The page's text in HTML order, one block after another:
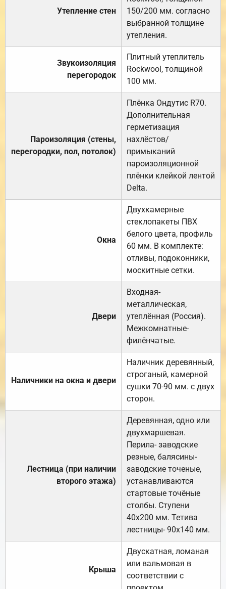
Утепление стен
150/200 мм. согласно
выбранной толщине
утепления.
Звукоизоляция
перегородок
Плитный утеплитель
Rockwool, толщиной
100 мм.
Пароизоляция (стены,
перегородки, пол, потолок)
Плёнка Ондутис R70.
Дополнительная
герметизация
нахлёстов/
примыканий
пароизоляционной
плёнки клейкой лентой
Delta.
Окна
Двухкамерные
стеклопакеты ПВХ
белого цвета, профиль
60 мм. В комплекте:
отливы, подоконники,
москитные сетки.
Двери
Входная-
металлическая,
утеплённая (Россия).
Межкомнатные-
филёнчатые.
Наличники на окна и двери
Наличник деревянный,
строганый, камерной
сушки 70-90 мм. с двух
сторон.
Лестница (при наличии
второго этажа)
Деревянная, одно или
двухмаршевая.
Перила- заводские
резные, балясины-
заводские точеные,
устанавливаются
стартовые точёные
столбы. Ступени
40х200 мм. Тетива
лестницы- 90х140 мм.
Крыша
Двускатная, ломаная
или вальмовая в
соответствии с